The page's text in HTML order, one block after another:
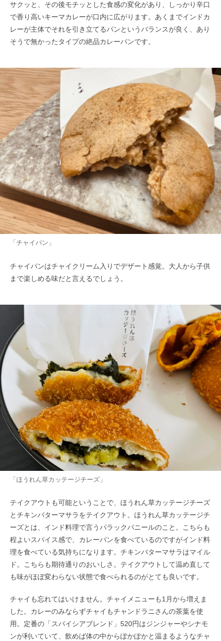
サクッと、その後モチッとした食感の変化があり、しっかり辛口
で香り高いキーマカレーが口内に広がります。あくまでインドカ
レーが主体でそれを引き立てるパンというバランスが良く、あり
そうで無かったタイプの絶品カレーパンです。
「チャイパン」
チャイパンはチャイクリーム入りでデザート感覚。大人から子供
まで楽しめる味だと言えるでしょう。
「ほうれん草カッテージチーズ」
テイクアウトも可能ということで、ほうれん草カッテージチーズ
とチキンバターマサラをテイクアウト。ほうれん草カッテージチ
ーズとは、インド料理で言うパラックパニールのこと。こちらも
程よいスパイス感で、カレーパンを食べているのですがインド料
理を食べている気持ちになります。チキンバターマサラはマイル
ド。こちらも期待通りのおいしさ。テイクアウトして温め直して
も味がほぼ変わらない状態で食べられるのがとても良いです。
チャイも忘れてはいけません。チャイメニューも1月から増えま
した。カレーのみならずチャイもチャンドラニさんの茶葉を使
用。定番の「スパイシアブレンド」520円はジンジャーやシナモ
ンが利いていて、飲めば体の中からぽかぽかと温まるようなチャ